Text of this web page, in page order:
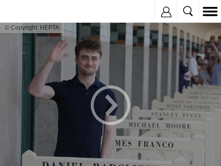
© Copyright: HEPTA